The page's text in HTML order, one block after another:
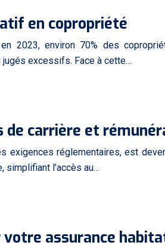
en copropriété
2023, environ 70% des
jugés excessifs. Face à cette…
carrière et
réglementaires, est
simplifiant l’accès au…
assurance